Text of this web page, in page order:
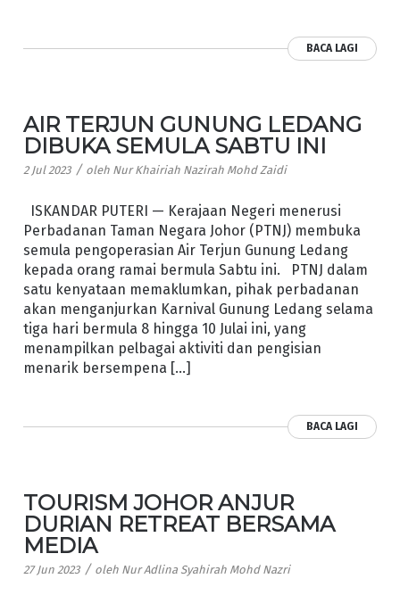
BACA LAGI
AIR TERJUN GUNUNG LEDANG
DIBUKA SEMULA SABTU INI
2 Jul 2023 / oleh Nur Khairiah Nazirah Mohd Zaidi
ISKANDAR PUTERI — Kerajaan Negeri menerusi
Perbadanan Taman Negara Johor (PTNJ) membuka
semula pengoperasian Air Terjun Gunung Ledang
kepada orang ramai bermula Sabtu ini. PTNJ dalam
satu kenyataan memaklumkan, pihak perbadanan
akan menganjurkan Karnival Gunung Ledang selama
tiga hari bermula 8 hingga 10 Julai ini, yang
menampilkan pelbagai aktiviti dan pengisian
menarik bersempena […]
BACA LAGI
TOURISM JOHOR ANJUR
DURIAN RETREAT BERSAMA
MEDIA
27 Jun 2023 / oleh Nur Adlina Syahirah Mohd Nazri